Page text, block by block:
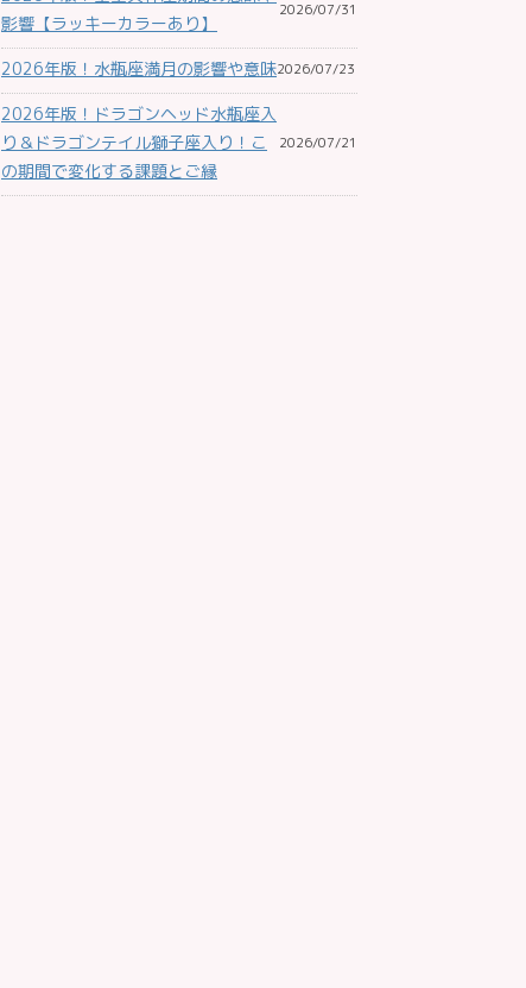
影響【ラッキーカラーあり】
2026/07/31
2026年版！水瓶座満月の影響や意味2026/07/23
2026年版！ドラゴンヘッド水瓶座入
り＆ドラゴンテイル獅子座入り！こ
の期間で変化する課題とご縁
2026/07/21